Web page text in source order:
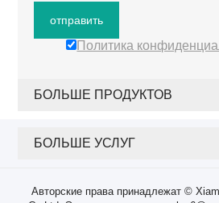
отправить
Политика
БОЛЬШЕ ПРОДУКТОВ
БОЛЬШЕ УСЛУГ
Авторские права принадлежат ©